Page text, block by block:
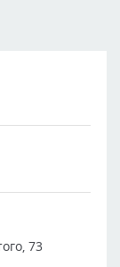
73